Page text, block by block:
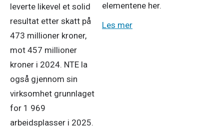
leverte likevel et solid
resultat etter skatt på
473 millioner kroner,
mot 457 millioner
kroner i 2024. NTE la
også gjennom sin
virksomhet grunnlaget
for 1 969
arbeidsplasser i 2025.
elementene her.
Les mer